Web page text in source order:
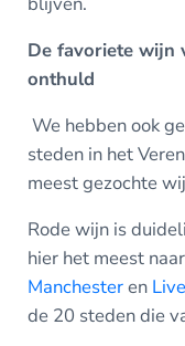
De favoriete wijn
onthuld
We hebben ook
steden in het
meest gezochte
Rode wijn is
hier het meest
Manchesteren
de 20 steden die